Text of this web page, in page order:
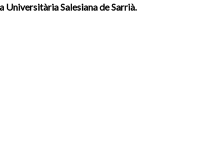
Universitària Salesiana de Sarrià.